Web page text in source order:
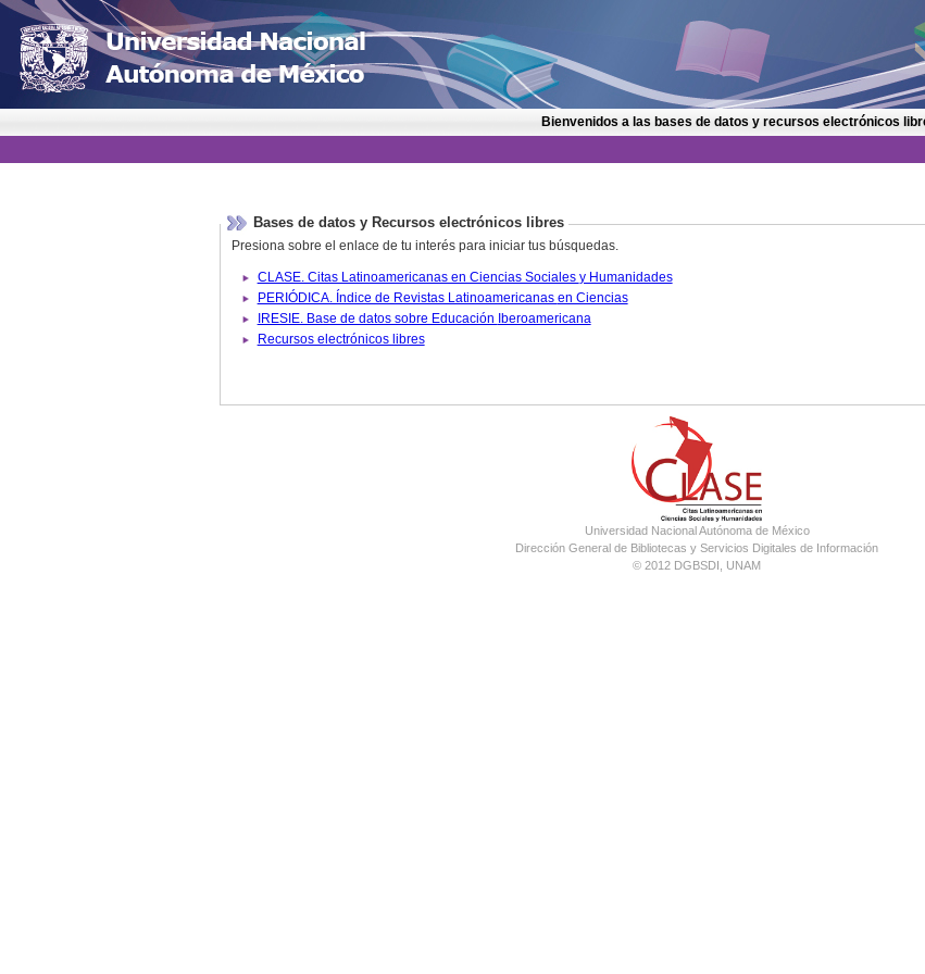
Bienvenidos a las bases de datos y recursos electrónicos
Bases de datos y Recursos electrónicos libres
Presiona sobre el enlace de tu interés para iniciar tus búsquedas.
CLASE. Citas Latinoamericanas en Ciencias Sociales y Humanidades
PERIÓDICA. Índice de Revistas Latinoamericanas en Ciencias
IRESIE. Base de datos sobre Educación Iberoamericana
Recursos electrónicos libres
Universidad Nacional Autónoma de México
Dirección General de Bibliotecas y Servicios Digitales de Información
© 2012 DGBSDI, UNAM